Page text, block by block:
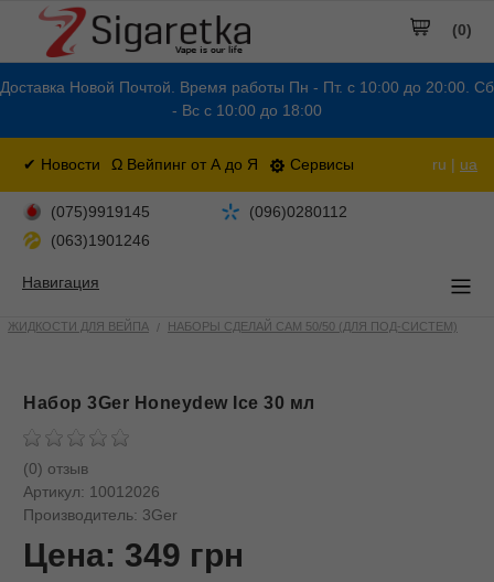
Доставка Новой Почтой. Время работы Пн - Пт. с 10:00 до 20:00. Сб
- Вс с 10:00 до 18:00
✔ Новости Ω Вейпинг от А до Я Сервисы ru | ua
(0)
(075)9919145
(096)0280112
(063)1901246
Навигация
ЖИДКОСТИ ДЛЯ ВЕЙПА НАБОРЫ СДЕЛАЙ САМ 50/50 (ДЛЯ ПОД-СИСТЕМ)
Набор 3Ger Honeydew Ice 30 мл
(0) отзыв
Артикул: 10012026
Производитель: 3Ger
Цена: 349 грн